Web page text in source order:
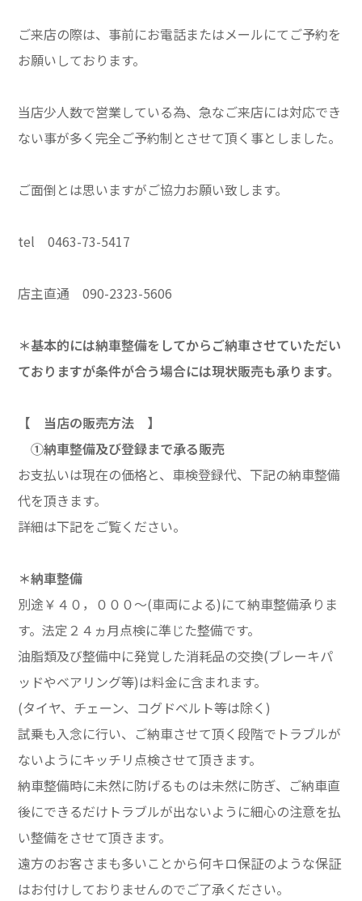
ご来店の際は、事前にお電話またはメールにてご予約を
お願いしております。
当店少人数で営業している為、急なご来店には対応でき
ない事が多く完全ご予約制とさせて頂く事としました。
ご面倒とは思いますがご協力お願い致します。
tel 0463-73-5417
店主直通 090-2323-5606
＊基本的には納車整備をしてからご納車させていただい
ておりますが条件が合う場合には現状販売も承ります。
【 当店の販売方法 】
①納車整備及び登録まで承る販売
お支払いは現在の価格と、車検登録代、下記の納車整備
代を頂きます。
詳細は下記をご覧ください。
＊納車整備
別途￥４０，０００～(車両による)にて納車整備承りま
す。法定２４ヵ月点検に準じた整備です。
油脂類及び整備中に発覚した消耗品の交換(ブレーキパ
ッドやベアリング等)は料金に含まれます。
(タイヤ、チェーン、コグドベルト等は除く)
試乗も入念に行い、ご納車させて頂く段階でトラブルが
ないようにキッチリ点検させて頂きます。
納車整備時に未然に防げるものは未然に防ぎ、ご納車直
後にできるだけトラブルが出ないように細心の注意を払
い整備をさせて頂きます。
遠方のお客さまも多いことから何キロ保証のような保証
はお付けしておりませんのでご了承ください。